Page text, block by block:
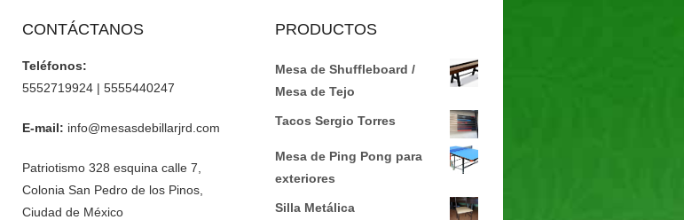
CONTÁCTANOS
Teléfonos:
5552719924 | 5555440247
E-mail: info@mesasdebillarjrd.com
Patriotismo 328 esquina calle 7,
Colonia San Pedro de los Pinos,
Ciudad de México
PRODUCTOS
Mesa de Shuffleboard /
Mesa de Tejo
Tacos Sergio Torres
Mesa de Ping Pong para
exteriores
Silla Metálica